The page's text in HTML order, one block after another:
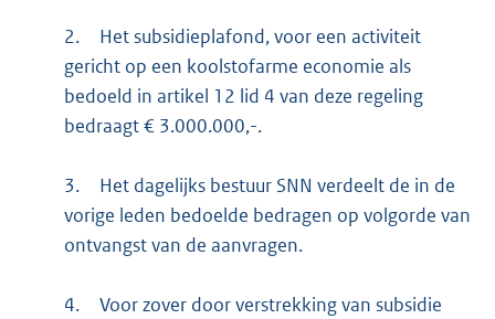
2.
Het subsidieplafond, voor een activiteit
gericht op een koolstofarme economie als
bedoeld in artikel 12 lid 4 van deze regeling
bedraagt € 3.000.000,-.
3.
Het dagelijks bestuur SNN verdeelt de in de
vorige leden bedoelde bedragen op volgorde van
ontvangst van de aanvragen.
4.
Voor zover door verstrekking van subsidie